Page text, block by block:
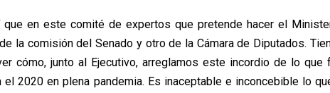
que en este comité de expertos que pretende hacer el
la comisión del Senado y otro de la Cámara de Diputados.
cómo, junto al Ejecutivo, arreglamos este incordio de lo que
el 2020 en plena pandemia. Es inaceptable e inconcebible lo